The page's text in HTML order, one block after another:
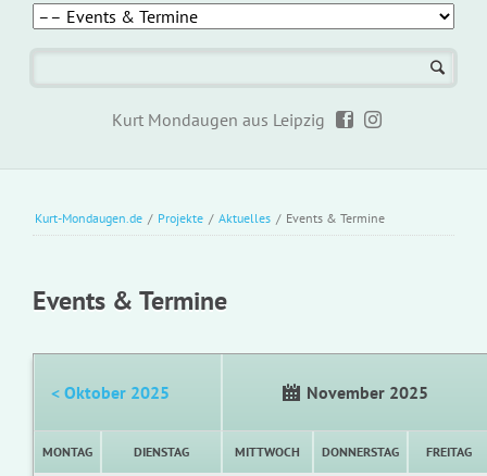
Kurt Mondaugen aus Leipzig
Kurt-Mondaugen.de / Projekte / Aktuelles / Events & Termine
Events & Termine
< Oktober 2025 November 2025
MONTAG DIENSTAG MITTWOCH DONNERSTAG FREITAG